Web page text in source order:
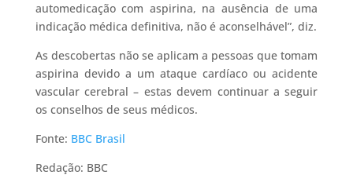
automedicação com aspirina, na ausência de uma
indicação médica definitiva, não é aconselhável”, diz.
As descobertas não se aplicam a pessoas que tomam
aspirina devido a um ataque cardíaco ou acidente
vascular cerebral – estas devem continuar a seguir
os conselhos de seus médicos.
Fonte: BBC Brasil
Redação: BBC